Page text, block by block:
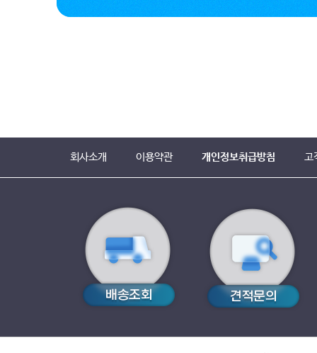
회사소개 이용약관 개인정보취급방침 고